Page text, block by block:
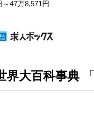
～47万8,571円
大百科事典